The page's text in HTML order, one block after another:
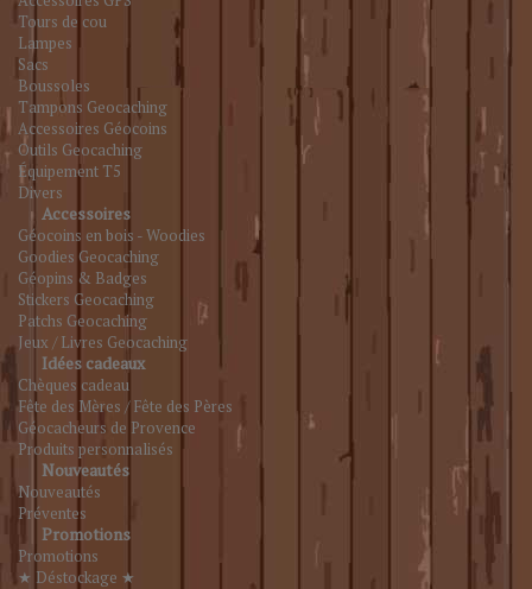
Tours de cou
Lampes
Sacs
Boussoles
Tampons Geocaching
Accessoires Géocoins
Outils Geocaching
Équipement T5
Divers
Accessoires
Géocoins en bois - Woodies
Goodies Geocaching
Géopins & Badges
Stickers Geocaching
Patchs Geocaching
Jeux / Livres Geocaching
Idées cadeaux
Chèques cadeau
Fête des Mères / Fête des Pères
Géocacheurs de Provence
Produits personnalisés
Nouveautés
Nouveautés
Préventes
Promotions
Promotions
★ Déstockage ★